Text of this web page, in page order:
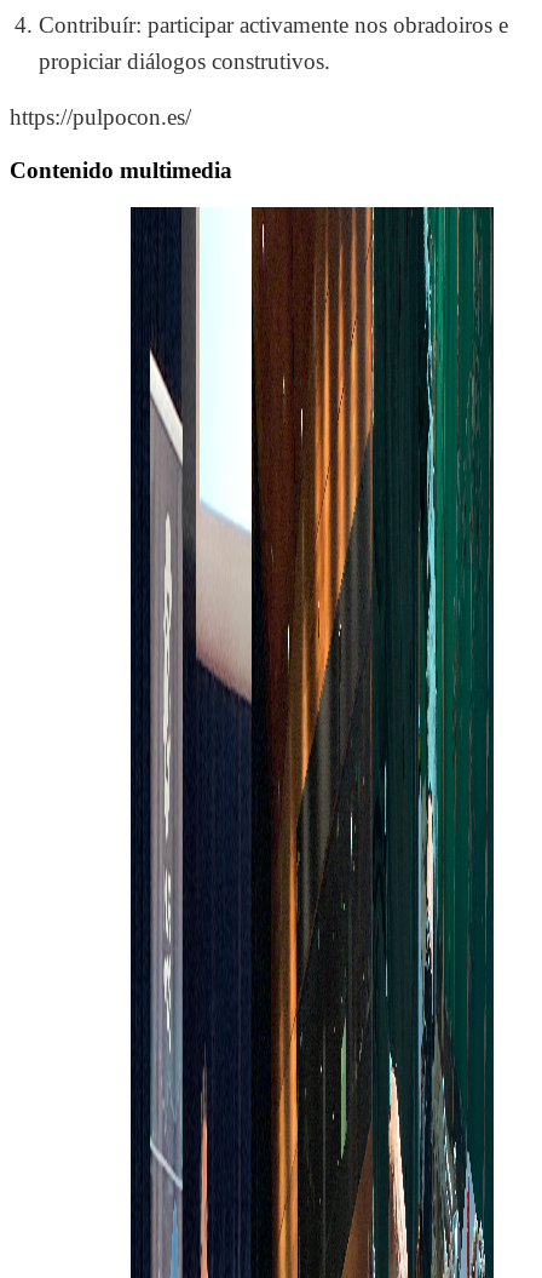
Contribuír: participar activamente nos obradoiros e
propiciar diálogos construtivos.
https://pulpocon.es/
Contenido multimedia